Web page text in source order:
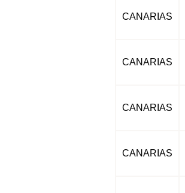
CANARIAS
CANARIAS
CANARIAS
CANARIAS